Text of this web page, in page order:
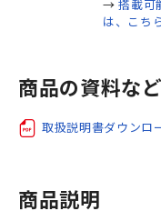
→搭載可
は、こち
商品の資料など
取扱説明書ダウンロ
商品説明